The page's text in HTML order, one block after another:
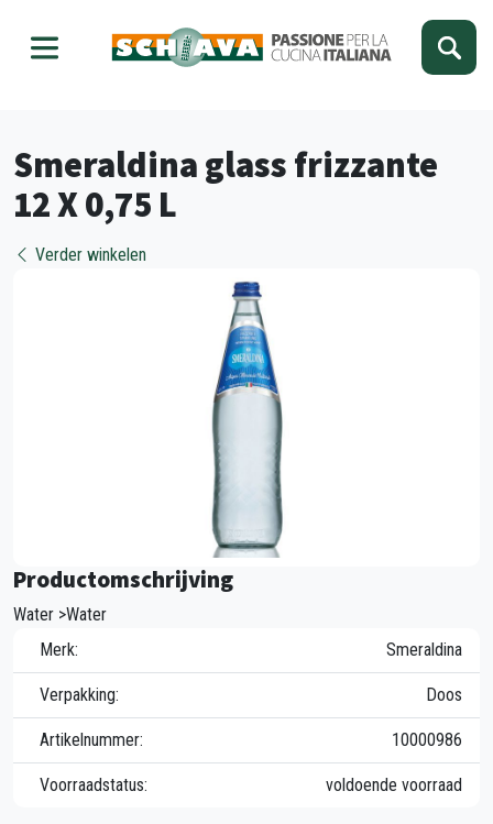
Smeraldina glass frizzante
12 X 0,75 L
Verder winkelen
Productomschrijving
Water >Water
Merk:
Smeraldina
Verpakking: Doos
Artikelnummer: 10000986
Voorraadstatus: voldoende voorraad